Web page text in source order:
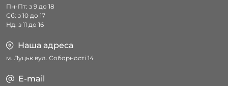
Пн-Пт: з 9 до 18
Сб: з 10 до 17
Нд: з 11 до 16
Наша адреса
м. Луцьк вул. Соборності 14
E-mail